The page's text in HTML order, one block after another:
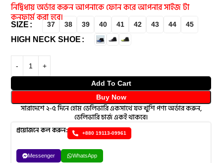
নির্দ্বিধায় অর্ডার করুন আপনাকে ফোন করে আপনার সাইজ টা
কনফার্ম করা হবে।
SIZE 37 38 39 40 41 42 43 44 45
HIGH NECK SHOE
Add To Cart
Buy Now
সারাদেশে ২-৫ দিনে হোম ডেলিভারি একসাথে যত খুশি পণ্য অর্ডার করুন,
ডেলিভারি চার্জ একই থাকবে।
প্রয়োজনে কল করুন: +880 19113-09961
Messenger WhatsApp